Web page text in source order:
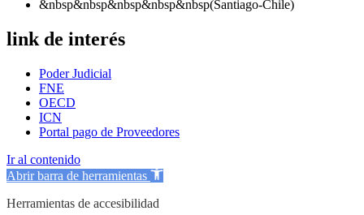
&nbsp&nbsp&nbsp&nbsp&nbsp(Santiago-Chile)
link de interés
Poder Judicial
FNE
OECD
ICN
Portal pago de Proveedores
Ir al contenido
Abrir barra de herramientas
Herramientas de accesibilidad